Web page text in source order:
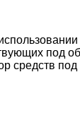
под
средств